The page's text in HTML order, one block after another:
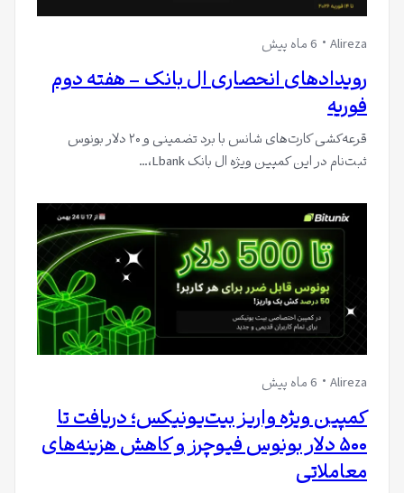
Alireza 6 ماه پیش
رویدادهای انحصاری ال بانک – هفته دوم
فوریه
قرعه‌کشی کارت‌های شانس با برد تضمینی و ۲۰ دلار بونوس
ثبت‌نام در این کمپین ویژه ال بانک Lbank،…
Alireza 6 ماه پیش
کمپین ویژه واریز بیت‌یونیکس؛ دریافت تا
۵۰۰ دلار بونوس فیوچرز و کاهش هزینه‌های
معاملاتی